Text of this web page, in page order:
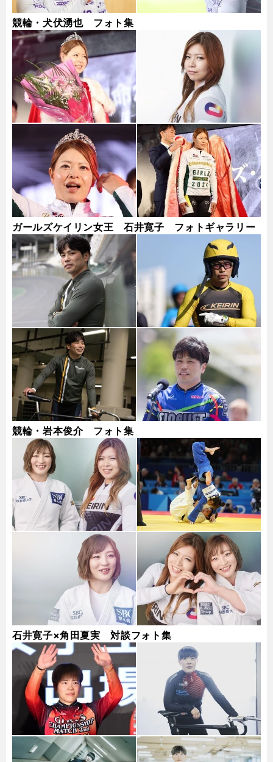
競輪・犬伏湧也 フォト集
ガールズケイリン女王 石井寛子 フォトギャラリー
競輪・岩本俊介 フォト集
石井寛子×角田夏実 対談フォト集